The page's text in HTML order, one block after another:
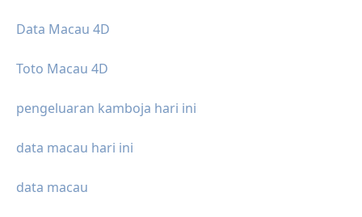
Data Macau 4D
Toto Macau 4D
pengeluaran kamboja hari ini
data macau hari ini
data macau